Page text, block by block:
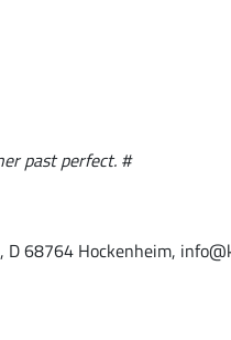
past perfect. #
D 68764 Hockenheim,